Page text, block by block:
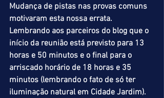
Mudança de pistas nas provas comuns
motivaram esta nossa errata.
Lembrando aos parceiros do blog que o
início da reunião está previsto para 13
horas e 50 minutos e o final para o
arriscado horário de 18 horas e 35
minutos (lembrando o fato de só ter
iluminação natural em Cidade Jardim).